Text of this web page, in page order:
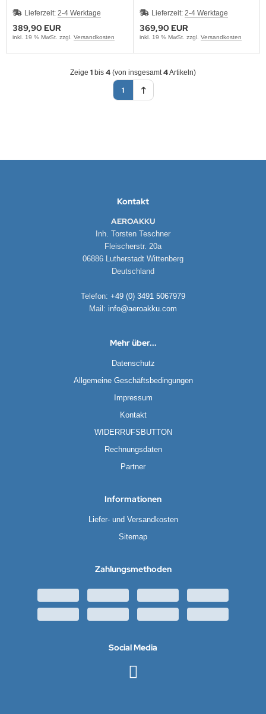
Lieferzeit: 2-4 Werktage
389,90 EUR
inkl. 19 % MwSt. zzgl. Versandkosten
Lieferzeit: 2-4 Werktage
369,90 EUR
inkl. 19 % MwSt. zzgl. Versandkosten
Zeige 1 bis 4 (von insgesamt4Artikeln)
1
Kontakt
AEROAKKU
Inh. Torsten Teschner
Fleischerstr. 20a
06886 Lutherstadt Wittenberg
Deutschland
Telefon: +49 (0) 3491 5067979
Mail: info@aeroakku.com
Mehr über...
Datenschutz
Allgemeine Geschäftsbedingungen
Impressum
Kontakt
WIDERRUFSBUTTON
Rechnungsdaten
Partner
Informationen
Liefer- und Versandkosten
Sitemap
Zahlungsmethoden
Social Media